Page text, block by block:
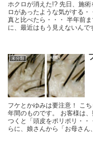
ホクロが消えた!? 先日、施
ロがあったような気がする
真と比べたら・・・ 半年前
に、最近はもう見えないん
未分類
フケとかゆみは要注意！ こ
年間のものです。 お客様は
つくと「頭皮をポリポリ・・
らに、娘さんから「お母さん